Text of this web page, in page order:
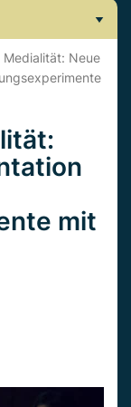
Medialität: Neue
mit